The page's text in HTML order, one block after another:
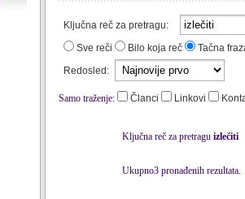
Ključna reč za pretragu:
Sve reči
Bilo koja reč
Tačna
Redosled:
Samo traženje: Članci Linkovi
Ključna reč za pretragu izlečiti
Ukupno3 pronađenih rezultata.